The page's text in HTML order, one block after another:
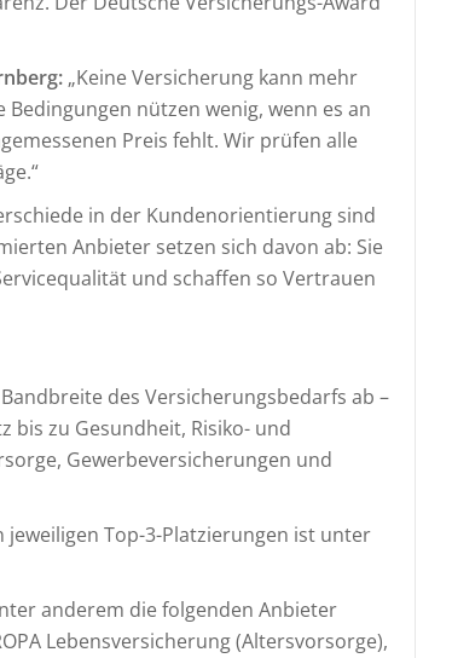
„Keine Versicherung kann mehr
nützen wenig, wenn es an
Preis fehlt. Wir prüfen alle
in der Kundenorientierung sind
Anbieter setzen sich davon ab: Sie
und schaffen so Vertrauen
des Versicherungsbedarfs ab –
bis zu Gesundheit, Risiko- und
Gewerbeversicherungen und
Top-3-Platzierungen ist unter
anderem die folgenden Anbieter
Lebensversicherung (Altersvorsorge),